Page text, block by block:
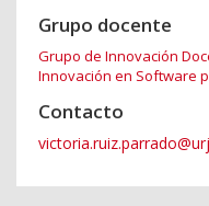
Grupo docente
Grupo de Innovación
Innovación en Software
Contacto